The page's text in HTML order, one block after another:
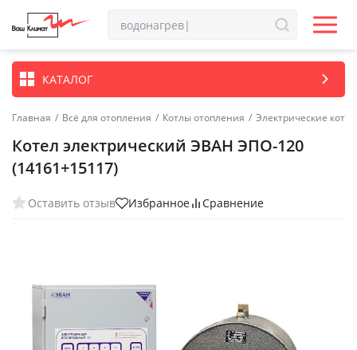
КАТАЛОГ
Главная / Всё для отопления / Котлы отопления / Электрические котлы
Котел электрический ЭВАН ЭПО-120
(14161+15117)
Оставить отзыв Избранное Сравнение